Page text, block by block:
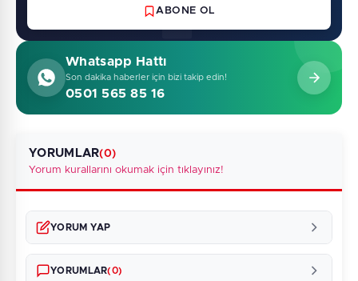
ABONE OL
Whatsapp Hattı
Son dakika haberler için bizi takip edin!
0501 565 85 16
YORUMLAR(0)
Yorum kurallarını okumak için tıklayınız!
YORUM YAP
YORUMLAR(0)